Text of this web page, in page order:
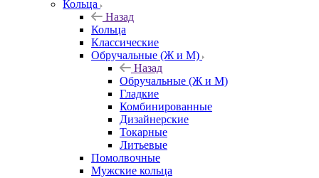
Кольца
Назад
Кольца
Классические
Обручальные (Ж и М)
Назад
Обручальные (Ж и М)
Гладкие
Комбинированные
Дизайнерские
Токарные
Литьевые
Помолвочные
Мужские кольца